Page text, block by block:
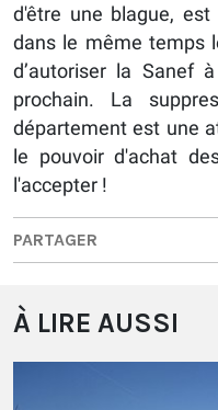
d'être une blague,
dans le même temps
d’autoriser la Sanef
prochain. La
département est une
le pouvoir d'achat
l'accepter !
PARTAGER
À LIRE AUSSI